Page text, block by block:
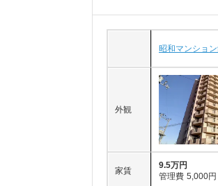
昭和マンショ
外観
家賃
9.5万円
管理費 5,000円